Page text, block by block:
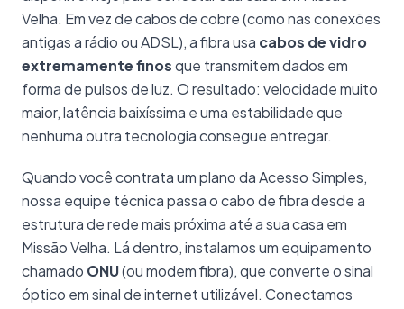
Velha. Em vez de cabos de cobre (como nas conexões
antigas a rádio ou ADSL), a fibra usa cabos de vidro
extremamente finosque transmitem dados em
forma de pulsos de luz. O resultado: velocidade muito
maior, latência baixíssima e uma estabilidade que
nenhuma outra tecnologia consegue entregar.
Quando você contrata um plano da Acesso Simples,
nossa equipe técnica passa o cabo de fibra desde a
estrutura de rede mais próxima até a sua casa em
Missão Velha. Lá dentro, instalamos um equipamento
chamado ONU(ou modem fibra), que converte o sinal
óptico em sinal de internet utilizável. Conectamos